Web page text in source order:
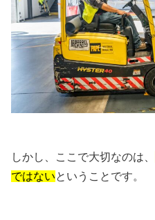
しかし、ここで大切なのは、
ではないということです。